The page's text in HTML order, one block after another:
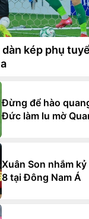
kép phụ
Đừng để hào
Đức làm lu mờ
Xuân Son nhắm
8 tại Đông Nam Á